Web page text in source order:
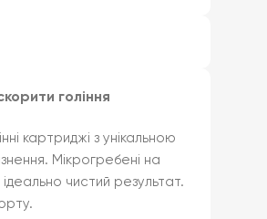
гоління
картриджі з унікальною
Мікрогребені на
чистий результат.